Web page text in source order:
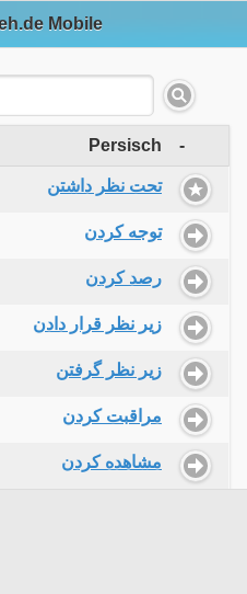
Mobile
Persisch -
تحت نظر داشتن
توجه کردن
رصد کردن
زیر نظر قرار دادن
زیر نظر گرفتن
مراقبت کردن
مشاهده کردن